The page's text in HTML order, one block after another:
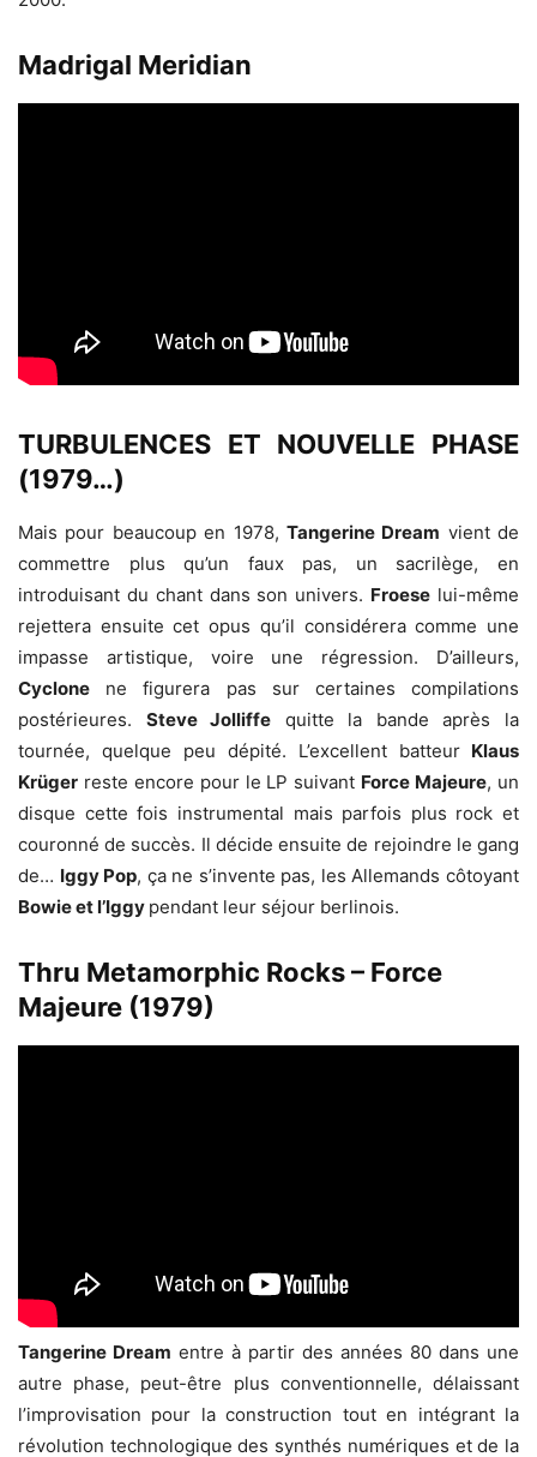
Madrigal Meridian
TURBULENCES ET NOUVELLE PHASE
(1979…)
Mais pour beaucoup en 1978, Tangerine Dream vient de
commettre plus qu’un faux pas, un sacrilège, en
introduisant du chant dans son univers. Froese lui-même
rejettera ensuite cet opus qu’il considérera comme une
impasse artistique, voire une régression. D’ailleurs,
Cyclone ne figurera pas sur certaines compilations
postérieures. Steve Jolliffe quitte la bande après la
tournée, quelque peu dépité. L’excellent batteur Klaus
Krüger reste encore pour le LP suivant Force Majeure, un
disque cette fois instrumental mais parfois plus rock et
couronné de succès. Il décide ensuite de rejoindre le gang
de… Iggy Pop, ça ne s’invente pas, les Allemands côtoyant
Bowie et l’Iggy pendant leur séjour berlinois.
Thru Metamorphic Rocks – Force
Majeure (1979)
Tangerine Dream entre à partir des années 80 dans une
autre phase, peut-être plus conventionnelle, délaissant
l’improvisation pour la construction tout en intégrant la
révolution technologique des synthés numériques et de la